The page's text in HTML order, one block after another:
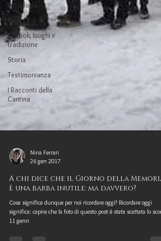
Psicologia
Ricerca di sé
Simboli, luoghi e
tradizione
Storia
Testimonianza
I Racconti della
Cantina
26 gen 2017
è una barba inutile: ma davvero?
Cosa significa dunque per noi ricordare oggi? Ricordare oggi
11 genn